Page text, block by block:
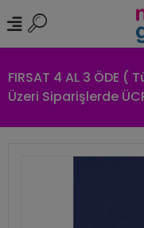
FIRSAT 4 AL 3 ÖDE
Üzeri Siparişlerde